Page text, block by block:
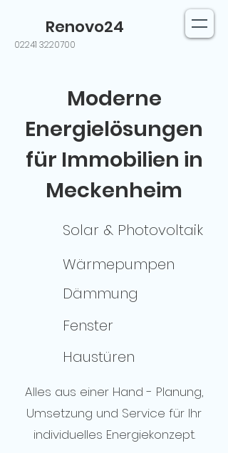
Renovo24
02241 3220700
Moderne
Energielösungen
für Immobilien in
Meckenheim
Solar & Photovoltaik
Wärmepumpen
Dämmung
Fenster
Haustüren
Alles aus einer Hand - Planung,
Umsetzung und Service für Ihr
individuelles Energiekonzept.